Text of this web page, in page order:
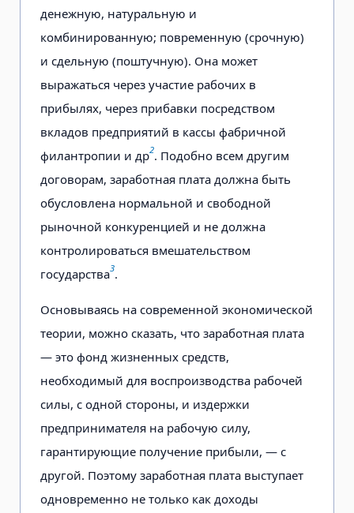
денежную, натуральную и
комбинированную; повременную (срочную)
и сдельную (поштучную). Она может
выражаться через участие рабочих в
прибылях, через прибавки посредством
вкладов предприятий в кассы фабричной
филантропии и др2. Подобно всем другим
договорам, заработная плата должна быть
обусловлена нормальной и свободной
рыночной конкуренцией и не должна
контролироваться вмешательством
государства3.
Основываясь на современной экономической
теории, можно сказать, что заработная плата
— это фонд жизненных средств,
необходимый для воспроизводства рабочей
силы, с одной стороны, и издержки
предпринимателя на рабочую силу,
гарантирующие получение прибыли, — с
другой. Поэтому заработная плата выступает
одновременно не только как доходы